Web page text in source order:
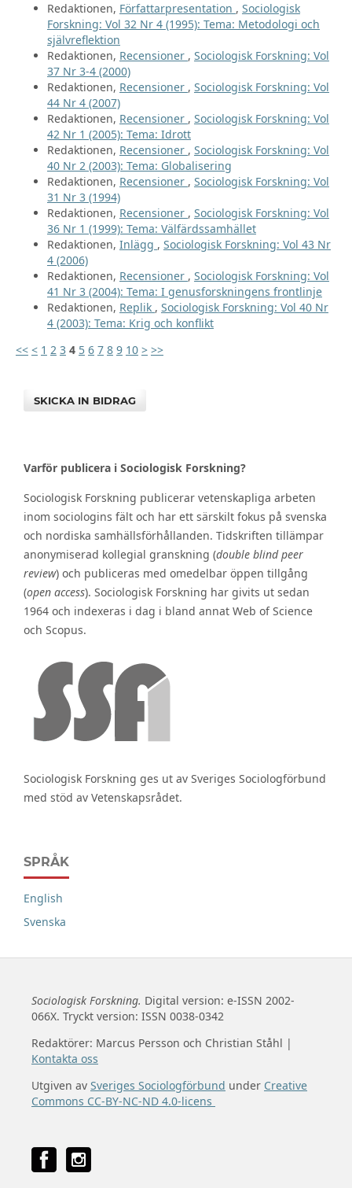
Redaktionen, Författarpresentation , Sociologisk
Forskning: Vol 32 Nr 4 (1995): Tema: Metodologi och
självreflektion
Redaktionen, Recensioner , Sociologisk Forskning: Vol
37 Nr 3-4 (2000)
Redaktionen, Recensioner , Sociologisk Forskning: Vol
44 Nr 4 (2007)
Redaktionen, Recensioner , Sociologisk Forskning: Vol
42 Nr 1 (2005): Tema: Idrott
Redaktionen, Recensioner , Sociologisk Forskning: Vol
40 Nr 2 (2003): Tema: Globalisering
Redaktionen, Recensioner , Sociologisk Forskning: Vol
31 Nr 3 (1994)
Redaktionen, Recensioner , Sociologisk Forskning: Vol
36 Nr 1 (1999): Tema: Välfärdssamhället
Redaktionen, Inlägg , Sociologisk Forskning: Vol 43 Nr
4 (2006)
Redaktionen, Recensioner , Sociologisk Forskning: Vol
41 Nr 3 (2004): Tema: I genusforskningens frontlinje
Redaktionen, Replik , Sociologisk Forskning: Vol 40 Nr
4 (2003): Tema: Krig och konflikt
<< < 1 2 3 4 5 6 7 8 9 10 > >>
SKICKA IN BIDRAG
Varför publicera i Sociologisk Forskning?
Sociologisk Forskning publicerar vetenskapliga arbeten
inom sociologins fält och har ett särskilt fokus på svenska
och nordiska samhällsförhållanden. Tidskriften tillämpar
anonymiserad kollegial granskning (double blind peer
review) och publiceras med omedelbar öppen tillgång
(open access). Sociologisk Forskning har givits ut sedan
1964 och indexeras i dag i bland annat Web of Science
och Scopus.
Sociologisk Forskning ges ut av Sveriges Sociologförbund
med stöd av Vetenskapsrådet.
SPRÅK
English
Svenska
Sociologisk Forskning. Digital version: e-ISSN 2002-
066X. Tryckt version: ISSN 0038-0342
Redaktörer: Marcus Persson och Christian Ståhl |
Kontakta oss
Utgiven av Sveriges Sociologförbund under Creative
Commons CC-BY-NC-ND 4.0-licens